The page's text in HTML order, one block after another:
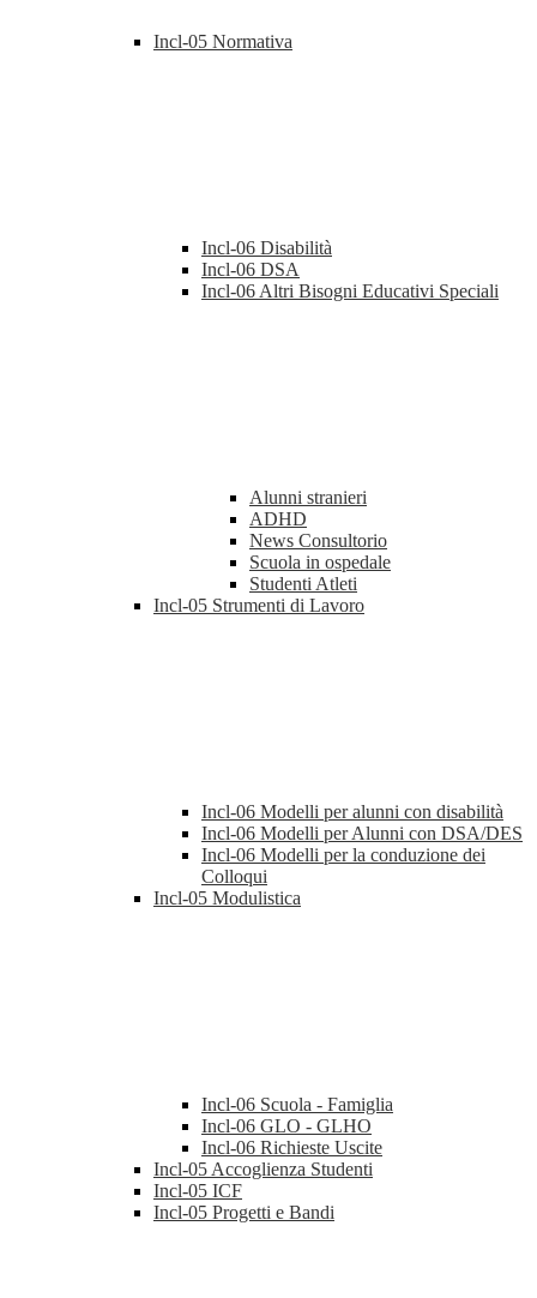
Incl-05 Normativa
Incl-06 Disabilità
Incl-06 DSA
Incl-06 Altri Bisogni Educativi Speciali
Alunni stranieri
ADHD
News Consultorio
Scuola in ospedale
Studenti Atleti
Incl-05 Strumenti di Lavoro
Incl-06 Modelli per alunni con disabilità
Incl-06 Modelli per Alunni con DSA/DES
Incl-06 Modelli per la conduzione dei
Colloqui
Incl-05 Modulistica
Incl-06 Scuola - Famiglia
Incl-06 GLO - GLHO
Incl-06 Richieste Uscite
Incl-05 Accoglienza Studenti
Incl-05 ICF
Incl-05 Progetti e Bandi